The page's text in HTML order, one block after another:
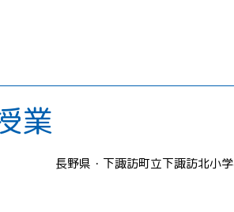
業
長野県・下諏訪町立下諏訪北小